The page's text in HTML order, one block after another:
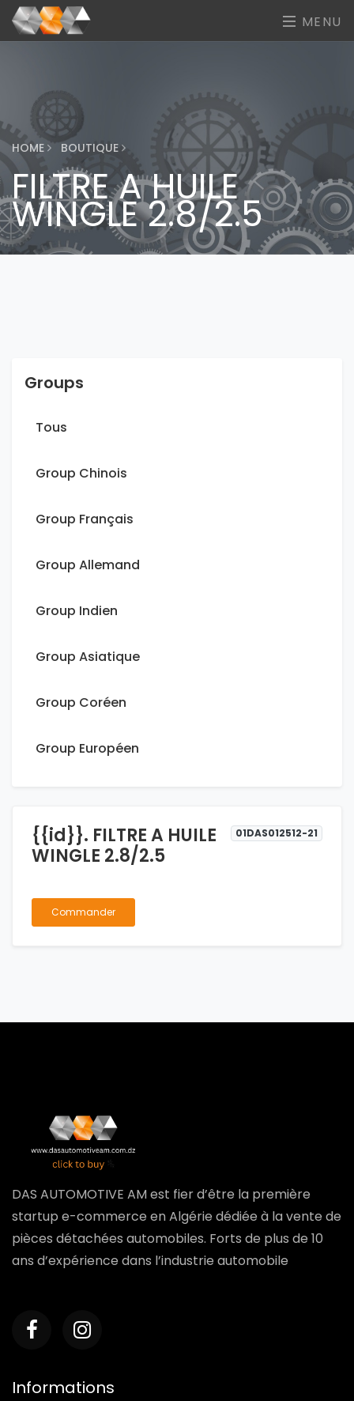
MENU
HOME BOUTIQUE
FILTRE A HUILE
WINGLE 2.8/2.5
Groups
Tous
Group Chinois
Group Français
Group Allemand
Group Indien
Group Asiatique
Group Coréen
Group Européen
{{id}}. FILTRE A HUILE
WINGLE 2.8/2.5
01DAS012512-21
Commander
DAS AUTOMOTIVE AM est fier d’être la première
startup e-commerce en Algérie dédiée à la vente de
pièces détachées automobiles. Forts de plus de 10
ans d’expérience dans l’industrie automobile
Informations